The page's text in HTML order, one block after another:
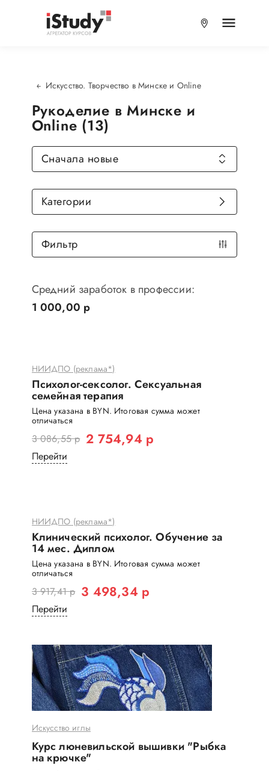
Искусство. Творчество в Минске и Online
Рукоделие в Минске и
Online (13)
Средний заработок в профессии:
1 000,00 р
НИИДПО (реклама*)
Психолог-сексолог. Сексуальная
семейная терапия
Цена указана в BYN. Итоговая сумма может
отличаться
3 086,55 р 2 754,94 р
Перейти
НИИДПО (реклама*)
Клинический психолог. Обучение за
14 мес. Диплом
Цена указана в BYN. Итоговая сумма может
отличаться
3 917,41 р 3 498,34 р
Перейти
Искусство иглы
Курс люневильской вышивки "Рыбка
на крючке"
Сначала новые
Категории
Фильтр